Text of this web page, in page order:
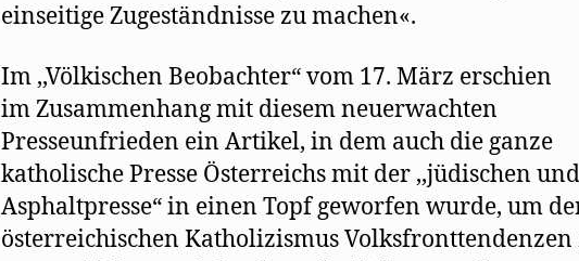
einseitige Zugeständnisse zu machen«.
Im ,,Völkischen Beobachter“ vom 17. März erschien
im Zusammenhang mit diesem neuerwachten
Presseunfrieden ein Artikel, in dem auch die ganze
katholische Presse Österreichs mit der ,,jüdischen und
Asphaltpresse“ in einen Topf geworfen wurde, um
österreichischen Katholizismus Volksfronttendenzen